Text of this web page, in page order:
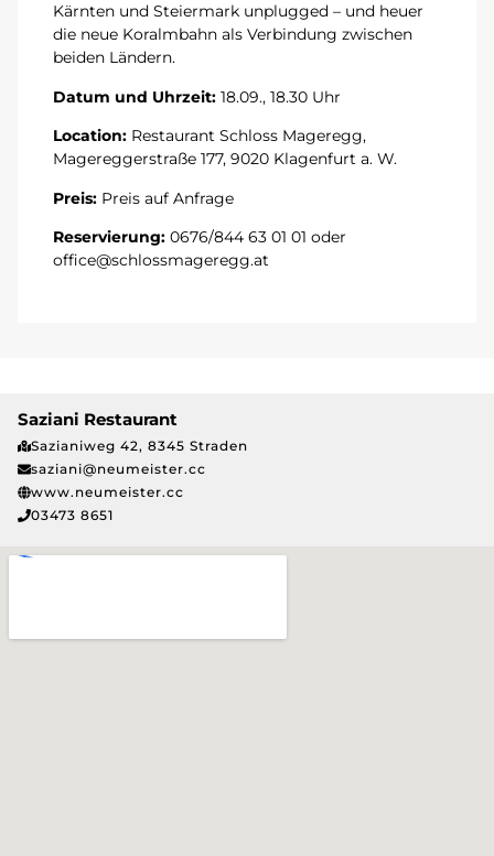
Kärnten und Steiermark unplugged – und heuer
die neue Koralmbahn als Verbindung zwischen
beiden Ländern.
Datum und Uhrzeit: 18.09., 18.30 Uhr
Location: Restaurant Schloss Mageregg,
Magereggerstraße 177, 9020 Klagenfurt a. W.
Preis: Preis auf Anfrage
Reservierung: 0676/844 63 01 01 oder
office@schlossmageregg.at
Saziani Restaurant
Sazianiweg 42, 8345 Straden
saziani@neumeister.cc
www.neumeister.cc
03473 8651